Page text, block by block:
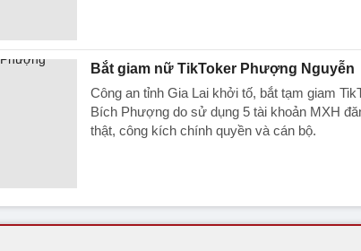
Bắt giam nữ TikToker Phượng Nguyễn
Công an tỉnh Gia Lai khởi tố, bắt tạm giam
Bích Phượng do sử dụng 5 tài khoản MXH
thật, công kích chính quyền và cán bộ.